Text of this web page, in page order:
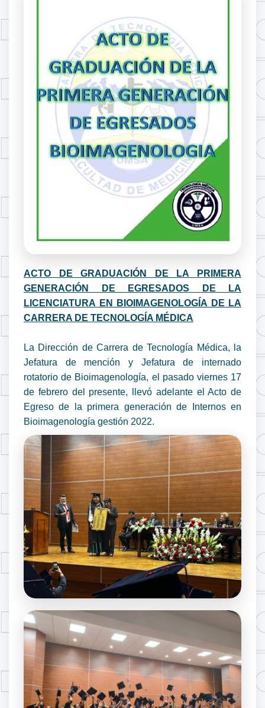
ACTO DE GRADUACIÓN DE LA PRIMERA
GENERACIÓN DE EGRESADOS DE LA
LICENCIATURA EN BIOIMAGENOLOGÍA DE LA
CARRERA DE TECNOLOGÍA MÉDICA
La Dirección de Carrera de Tecnología Médica, la
Jefatura de mención y Jefatura de internado
rotatorio de Bioimagenología, el pasado viernes 17
de febrero del presente, llevó adelante el Acto de
Egreso de la primera generación de Internos en
Bioimagenología gestión 2022.